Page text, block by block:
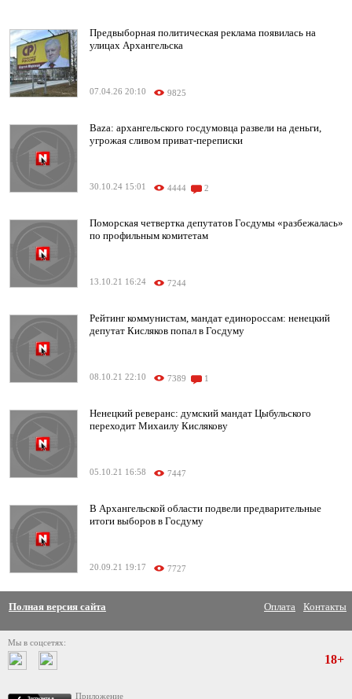
Предвыборная политическая реклама появилась на
улицах Архангельска
07.04.26 20:10 9825
Baza: архангельского госдумовца развели на деньги,
угрожая сливом приват-переписки
30.10.24 15:01 4444 2
Поморская четвертка депутатов Госдумы «разбежалась»
по профильным комитетам
13.10.21 16:24 7244
Рейтинг коммунистам, мандат единороссам: ненецкий
депутат Кисляков попал в Госдуму
08.10.21 22:10 7389 1
Ненецкий реверанс: думский мандат Цыбульского
переходит Михаилу Кислякову
05.10.21 16:58 7447
В Архангельской области подвели предварительные
итоги выборов в Госдуму
20.09.21 19:17 7727
Полная версия сайта Оплата Контакты
Мы в соцсетях:
Приложение
18+